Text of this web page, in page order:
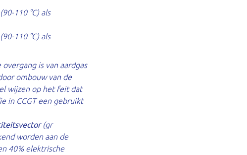
110 °C) als
110 °C) als
is van aardgas
ombouw van de
wijzen op het feit dat
in CCGT een gebruikt
(gr
worden aan de
40% elektrische